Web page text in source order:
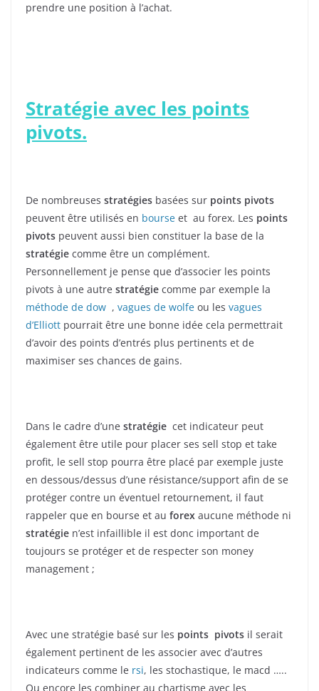
prendre une position à l’achat.
Stratégie avec les points
pivots.
De nombreuses stratégies basées sur points pivots
peuvent être utilisés en bourse et au forex. Les points
pivots peuvent aussi bien constituer la base de la
stratégie comme être un complément.
Personnellement je pense que d’associer les points
pivots à une autre stratégie comme par exemple la
méthode de dow , vagues de wolfe ou les vagues
d’Elliott pourrait être une bonne idée cela permettrait
d’avoir des points d’entrés plus pertinents et de
maximiser ses chances de gains.
Dans le cadre d’une stratégie cet indicateur peut
également être utile pour placer ses sell stop et take
profit, le sell stop pourra être placé par exemple juste
en dessous/dessus d’une résistance/support afin de se
protéger contre un éventuel retournement, il faut
rappeler que en bourse et au forex aucune méthode ni
stratégie n’est infaillible il est donc important de
toujours se protéger et de respecter son money
management ;
Avec une stratégie basé sur les points pivots il serait
également pertinent de les associer avec d’autres
indicateurs comme le rsi, les stochastique, le macd …..
Ou encore les combiner au chartisme avec les